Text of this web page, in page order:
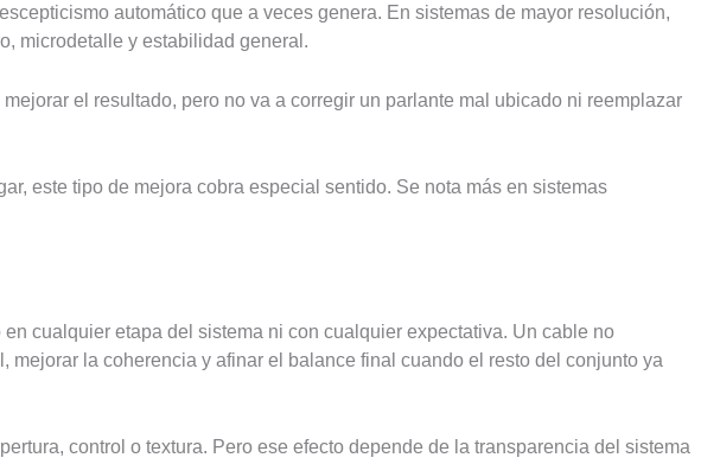
automático que a veces genera. En sistemas de mayor resolución,
microdetalle y estabilidad general.
el resultado, pero no va a corregir un parlante mal ubicado ni reemplazar
este tipo de mejora cobra especial sentido. Se nota más en sistemas
cualquier etapa del sistema ni con cualquier expectativa. Un cable no
la coherencia y afinar el balance final cuando el resto del conjunto ya
control o textura. Pero ese efecto depende de la transparencia del sistema